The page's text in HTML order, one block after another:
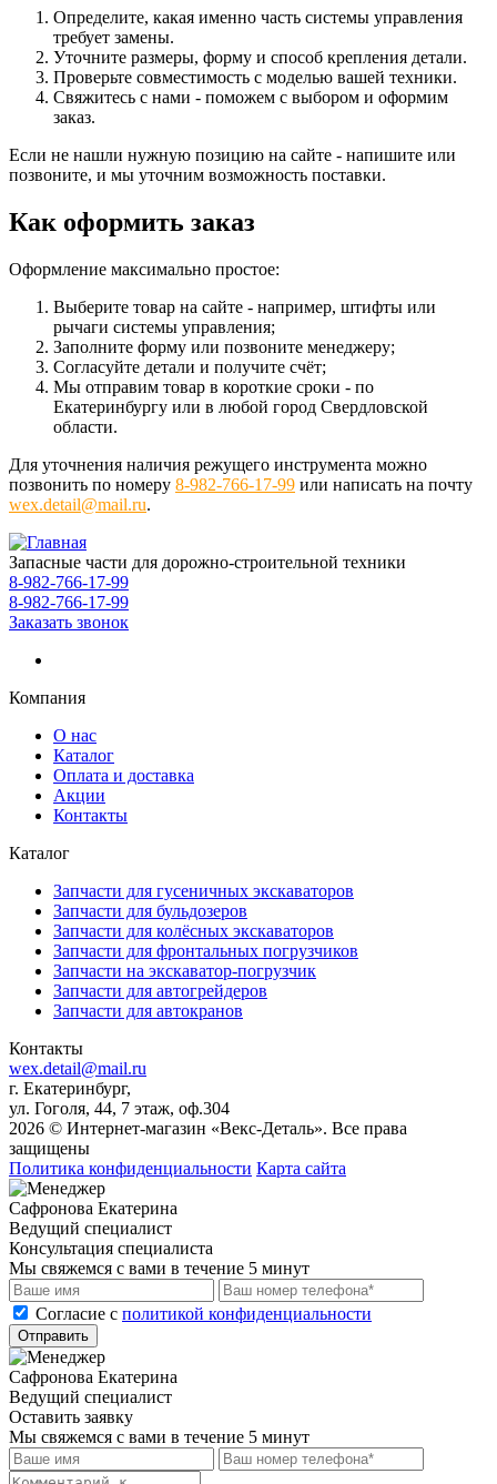
Определите, какая именно часть системы управления
требует замены.
Уточните размеры, форму и способ крепления детали.
Проверьте совместимость с моделью вашей техники.
Свяжитесь с нами - поможем с выбором и оформим
заказ.
Если не нашли нужную позицию на сайте - напишите или
позвоните, и мы уточним возможность поставки.
Как оформить заказ
Оформление максимально простое:
Выберите товар на сайте - например, штифты или
рычаги системы управления;
Заполните форму или позвоните менеджеру;
Согласуйте детали и получите счёт;
Мы отправим товар в короткие сроки - по
Екатеринбургу или в любой город Свердловской
области.
Для уточнения наличия режущего инструмента можно
позвонить по номеру 8-982-766-17-99 или написать на почту
wex.detail@mail.ru.
Запасные части для дорожно-строительной техники
8-982-766-17-99
8-982-766-17-99
Заказать звонок
Компания
О нас
Каталог
Оплата и доставка
Акции
Контакты
Каталог
Запчасти для гусеничных экскаваторов
Запчасти для бульдозеров
Запчасти для колёсных экскаваторов
Запчасти для фронтальных погрузчиков
Запчасти на экскаватор-погрузчик
Запчасти для автогрейдеров
Запчасти для автокранов
Контакты
wex.detail@mail.ru
г. Екатеринбург,
ул. Гоголя, 44, 7 этаж, оф.304
2026 © Интернет-магазин «Векс-Деталь». Все права
защищены
Политика конфиденциальности Карта сайта
Сафронова Екатерина
Ведущий специалист
Консультация специалиста
Мы свяжемся с вами в течение 5 минут
Cогласие с политикой конфиденциальности
Отправить
Сафронова Екатерина
Ведущий специалист
Оставить заявку
Мы свяжемся с вами в течение 5 минут